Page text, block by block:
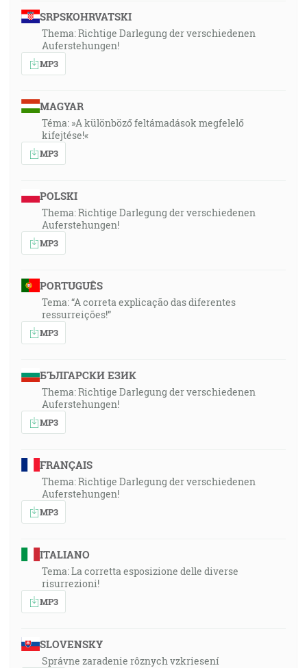
SRPSKOHRVATSKI
Thema: Richtige Darlegung der verschiedenen
Auferstehungen!
MP3
MAGYAR
Téma: »A különböző feltámadások megfelelő
kifejtése!«
MP3
POLSKI
Thema: Richtige Darlegung der verschiedenen
Auferstehungen!
MP3
PORTUGUÊS
Tema: “A correta explicação das diferentes
ressurreições!”
MP3
БЪЛГАРСКИ ЕЗИК
Thema: Richtige Darlegung der verschiedenen
Auferstehungen!
MP3
FRANÇAIS
Thema: Richtige Darlegung der verschiedenen
Auferstehungen!
MP3
ITALIANO
Tema: La corretta esposizione delle diverse
risurrezioni!
MP3
SLOVENSKY
Správne zaradenie rôznych vzkriesení